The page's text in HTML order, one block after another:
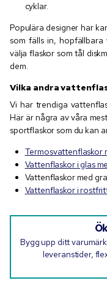
cyklar.
Populära designer har
som fälls in,
välja flaskor som tål
dem.
Vilka andra
Vi har trendiga
Här är några av våra
sportflaskor som du kan
Termosvattenflaskor
Vattenflaskor i glas
Vattenflaskor med
Vattenflaskor i
Bygg upp ditt
leveranstider,